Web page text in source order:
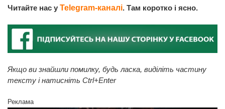
Читайте нас у Telegram-каналі. Там коротко і ясно.
Якщо ви знайшли помилку, будь ласка, виділіть частину
тексту і натисніть Ctrl+Enter
Реклама